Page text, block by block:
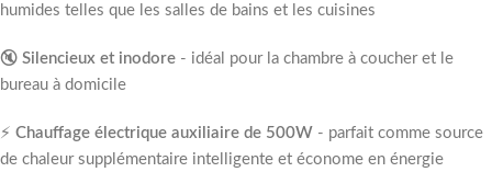
humides telles que les salles de bains et les cuisines
🔇 Silencieux et inodore - idéal pour la chambre à coucher et le
bureau à domicile
⚡ Chauffage électrique auxiliaire de 500W - parfait comme source
de chaleur supplémentaire intelligente et économe en énergie